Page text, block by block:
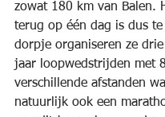
zowat 180 km van Balen.
terug op één dag is dus
dorpje organiseren ze
jaar loopwedstrijden met
verschillende afstanden
natuurlijk ook een